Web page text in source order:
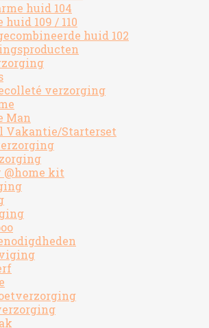
huid 104
huid 109 / 110
huid 102
verzorging
Man
Vakantie/Starterset
@home kit